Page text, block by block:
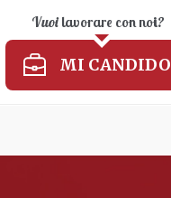
Vuoilavorare con noi?
MI CANDIDO